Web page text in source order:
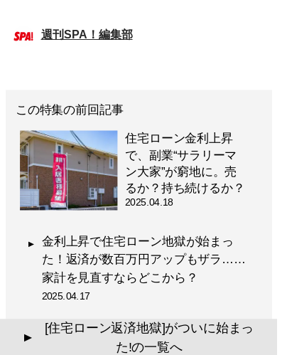
週刊SPA！編集部
この特集の前回記事
住宅ローン金利上昇
で、副業“サラリーマ
ン大家”が窮地に。売
るか？持ち続けるか？
2025.04.18
金利上昇で住宅ローン地獄が始まっ
た！返済が数百万円アップもザラ……
家計を見直すならどこから？
2025.04.17
▲
[住宅ローン返済地獄]がついに始まっ
た!の一覧へ